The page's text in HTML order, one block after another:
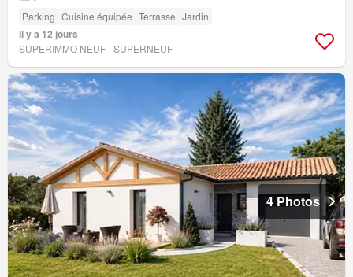
Parking Cuisine équipée Terrasse Jardin
Il y a 12 jours
SUPERIMMO NEUF - SUPERNEUF
4 Photos